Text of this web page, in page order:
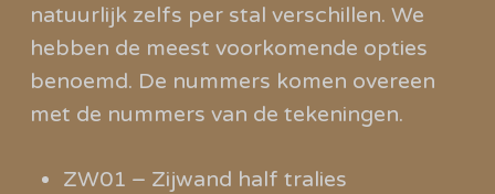
natuurlijk zelfs per stal verschillen. We
hebben de meest voorkomende opties
benoemd. De nummers komen overeen
met de nummers van de tekeningen.
ZW01 – Zijwand half tralies